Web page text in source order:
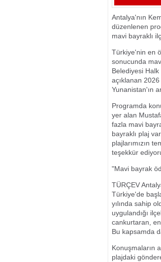
Antalya'nın
düzenlenen
mavi bayraklı
Türkiye'nin en
sonucunda
Belediyesi Halk
açıklanan
Yunanistan'ın
Programda
yer alan
fazla mavi
bayraklı plaj
plajlarımızın
teşekkür
"Mavi bayrak
TÜRÇEV
Türkiye'de
yılında sahip
uygulandığı
cankurtaran,
Bu kapsamda
Konuşmaların
plajdaki